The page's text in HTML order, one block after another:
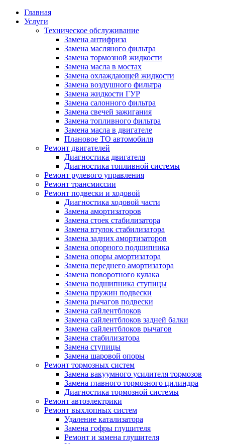
Главная
Услуги
Техническое обслуживание
Замена антифриза
Замена масляного фильтра
Замена тормозной жидкости
Замена масла в мостах
Замена охлаждающей жидкости
Замена воздушного фильтра
Замена жидкости ГУР
Замена салонного фильтра
Замена свечей зажигания
Замена топливного фильтра
Замена масла в двигателе
Плановое ТО автомобиля
Ремонт двигателей
Диагностика двигателя
Диагностика топливной системы
Ремонт рулевого управления
Ремонт трансмиссии
Ремонт подвески и ходовой
Диагностика ходовой части
Замена амортизаторов
Замена стоек стабилизатора
Замена втулок стабилизатора
Замена задних амортизаторов
Замена опорного подшипника
Замена опоры амортизатора
Замена переднего амортизатора
Замена поворотного кулака
Замена подшипника ступицы
Замена пружин подвески
Замена рычагов подвески
Замена сайлентблоков
Замена сайлентблоков задней балки
Замена сайлентблоков рычагов
Замена стабилизатора
Замена ступицы
Замена шаровой опоры
Ремонт тормозных систем
Замена вакуумного усилителя тормозов
Замена главного тормозного цилиндра
Диагностика тормозной системы
Ремонт автоэлектрики
Ремонт выхлопных систем
Удаление катализатора
Замена гофры глушителя
Ремонт и замена глушителя